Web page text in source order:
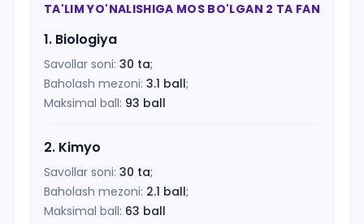
TA'LIM YO'NALISHIGA MOS BO'LGAN 2 TA FAN
1. Biologiya
Savollar soni: 30 ta;
Baholash mezoni: 3.1 ball;
Maksimal ball: 93 ball
2. Kimyo
Savollar soni: 30 ta;
Baholash mezoni: 2.1 ball;
Maksimal ball: 63 ball